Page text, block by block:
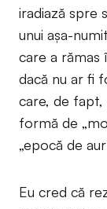
iradiază spre
unui așa-
care a rămas
dacă nu ar fi
care, de
formă de
„epocă de
Eu cred că